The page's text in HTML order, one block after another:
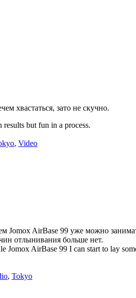
хвастаться, зато не скучно.
but fun in a process.
, Video
Jomox AirBase 99 уже можно
отлынивания больше нет.
AirBase 99 I can start to lay
, Tokyo